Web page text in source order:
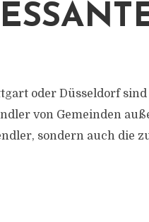
oder Düsseldorf
von Gemeinden
sondern auch die